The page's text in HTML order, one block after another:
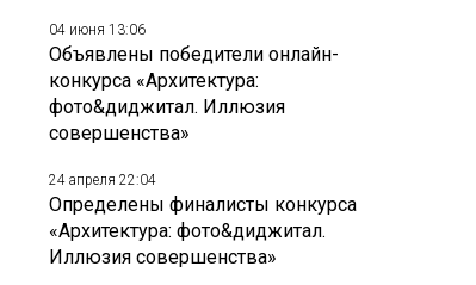
04 июня 13:06
Объявлены победители онлайн-
конкурса «Архитектура:
фото&диджитал. Иллюзия
совершенства»
24 апреля 22:04
Определены финалисты конкурса
«Архитектура: фото&диджитал.
Иллюзия совершенства»